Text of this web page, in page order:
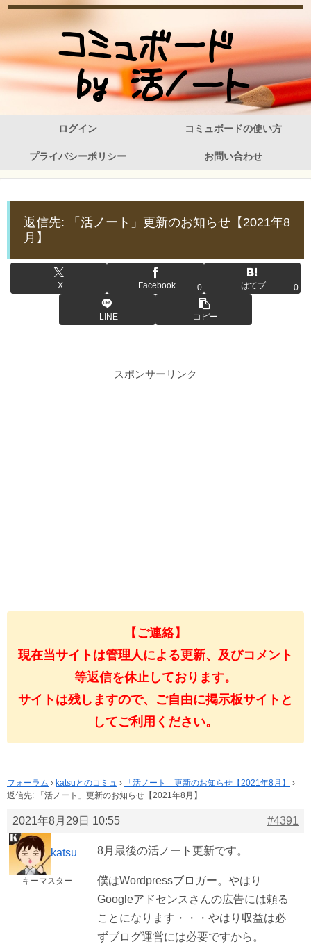
ログイン コミュボードの使い方
プライバシーポリシー お問い合わせ
返信先: 「活ノート」更新のお知らせ【2021年8
月】
X Facebook 0 はてブ 0
LINE コピー
スポンサーリンク
【ご連絡】
現在当サイトは管理人による更新、及びコメント
等返信を休止しております。
サイトは残しますので、ご自由に掲示板サイトと
してご利用ください。
フォーラム › katsuとのコミュ › 「活ノート」更新のお知らせ【2021年8月】
›
返信先: 「活ノート」更新のお知らせ【2021年8月】
2021年8月29日 10:55 #4391
katsu
キーマスター
8月最後の活ノート更新です。
僕はWordpressブロガー。やはり
Googleアドセンスさんの広告には頼る
ことになります・・・やはり収益は必
ずブログ運営には必要ですから。